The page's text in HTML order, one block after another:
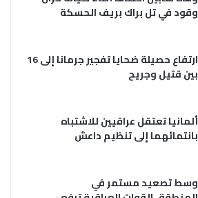
وقود في تل براك بريف الحسكة
ارتفاع حصيلة ضحايا تفجير جرمانا إلى 16
بين قتيل وجريح
ألمانيا تعتقل عراقيين للاشتباه
بانتمائهما إلى تنظيم داعش
وسط تصعيد مستمر في